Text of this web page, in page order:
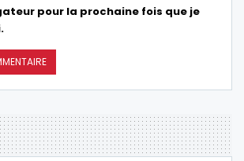
pour la prochaine fois que je